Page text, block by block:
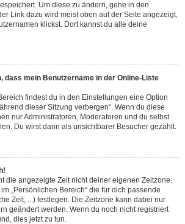
Um diese zu ändern, gehe in den
Link dazu wird meist oben auf der Seite angezeigt,
klickst. Dort kannst du alle deine
dass mein Benutzername in der Online-Liste
findest du in den Einstellungen eine Option
dieser Sitzung verbergen“. Wenn du diese
nur Administratoren, Moderatoren und du selbst
Du wirst dann als unsichtbarer Besucher gezählt.
die angezeigte Zeit nicht deiner eigenen Zeitzone.
„Persönlichen Bereich“ die für dich passende
Zeit, ...) festlegen. Die Zeitzone kann dabei nur
geändert werden. Wenn du noch nicht registriert
dies jetzt zu tun.